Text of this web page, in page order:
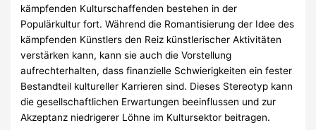
kämpfenden Kulturschaffenden bestehen in der
Populärkultur fort. Während die Romantisierung der Idee des
kämpfenden Künstlers den Reiz künstlerischer Aktivitäten
verstärken kann, kann sie auch die Vorstellung
aufrechterhalten, dass finanzielle Schwierigkeiten ein fester
Bestandteil kultureller Karrieren sind. Dieses Stereotyp kann
die gesellschaftlichen Erwartungen beeinflussen und zur
Akzeptanz niedrigerer Löhne im Kultursektor beitragen.